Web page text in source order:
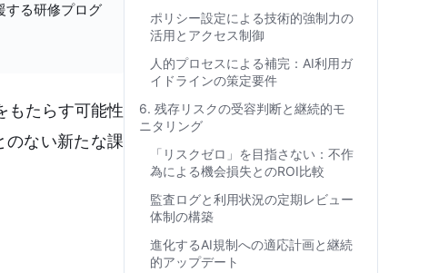
する研修プログ
もたらす可能性
のない新たな課
ポリシー設定による技術的強制力の
活用とアクセス制御
人的プロセスによる補完：AI利用ガ
イドラインの策定要件
6. 残存リスクの受容判断と継続的モ
ニタリング
「リスクゼロ」を目指さない：不作
為による機会損失とのROI比較
監査ログと利用状況の定期レビュー
体制の構築
進化するAI規制への適応計画と継続
的アップデート